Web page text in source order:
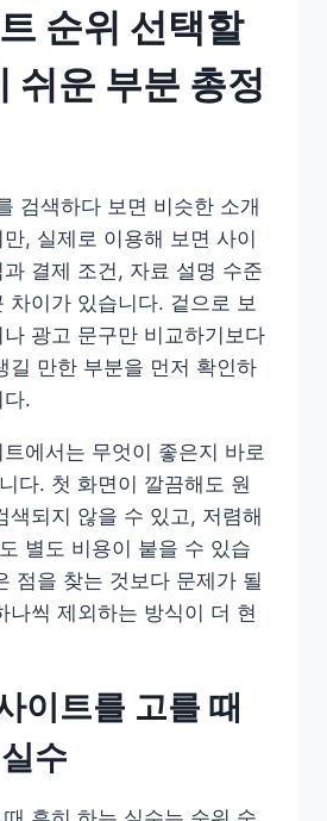
순위 선택할
쉬운 부분 총정
검색하다 보면 비슷한 소개
, 실제로 이용해 보면 사이
결제 조건, 자료 설명 수준
차이가 있습니다. 겉으로 보
광고 문구만 비교하기보다
길 만한 부분을 먼저 확인하
.
에서는 무엇이 좋은지 바로
다. 첫 화면이 깔끔해도 원
색되지 않을 수 있고, 저렴해
별도 비용이 붙을 수 있습
점을 찾는 것보다 문제가 될
나씩 제외하는 방식이 더 현
이트를 고를 때
수